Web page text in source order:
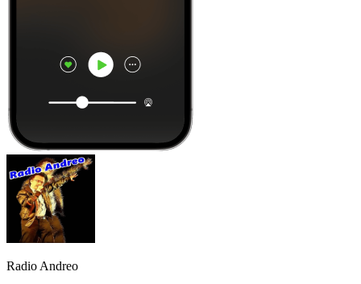
Radio Andreo